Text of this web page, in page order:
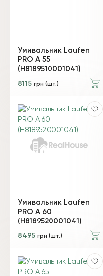
Умивальник Laufen
PRO A 55
(H8189510001041)
8115 грн (шт.)
Умивальник Laufen
PRO A 60
(H8189520001041)
8495 грн (шт.)